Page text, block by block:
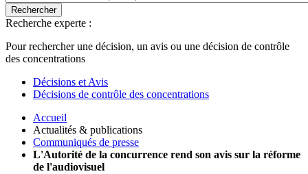
Rechercher
Recherche experte :
Pour rechercher une décision, un avis ou une décision de contrôle
des concentrations
Décisions et Avis
Décisions de contrôle des concentrations
Accueil
Actualités & publications
Communiqués de presse
L'Autorité de la concurrence rend son avis sur la réforme
de l'audiovisuel